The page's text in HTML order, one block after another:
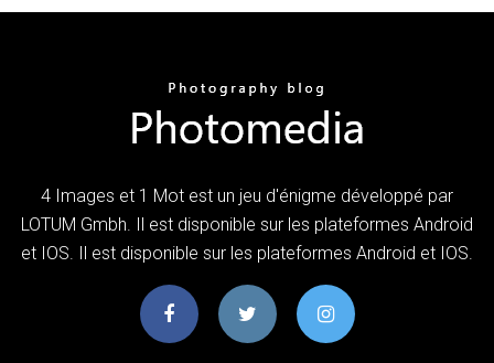
4 Images et 1 Mot est un jeu d'énigme développé par
LOTUM Gmbh. Il est disponible sur les plateformes Android
et IOS. Il est disponible sur les plateformes Android et IOS.